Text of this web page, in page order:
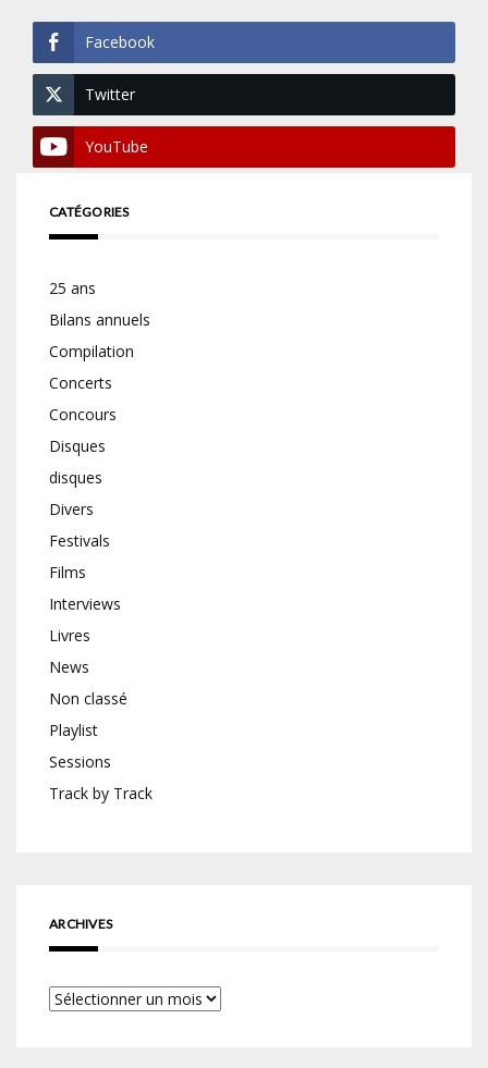
Facebook
Twitter
YouTube
CATÉGORIES
25 ans
Bilans annuels
Compilation
Concerts
Concours
Disques
disques
Divers
Festivals
Films
Interviews
Livres
News
Non classé
Playlist
Sessions
Track by Track
ARCHIVES
Archives